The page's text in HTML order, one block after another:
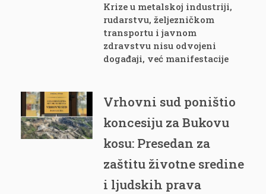
Krize u metalskoj industriji,
rudarstvu, željezničkom
transportu i javnom
zdravstvu nisu odvojeni
događaji, već manifestacije
Vrhovni sud poništio
koncesiju za Bukovu
kosu: Presedan za
zaštitu životne sredine
i ljudskih prava